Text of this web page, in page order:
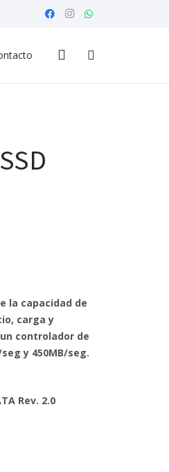
la capacidad de
carga y
controlador de
y 450MB/seg.
Rev. 2.0